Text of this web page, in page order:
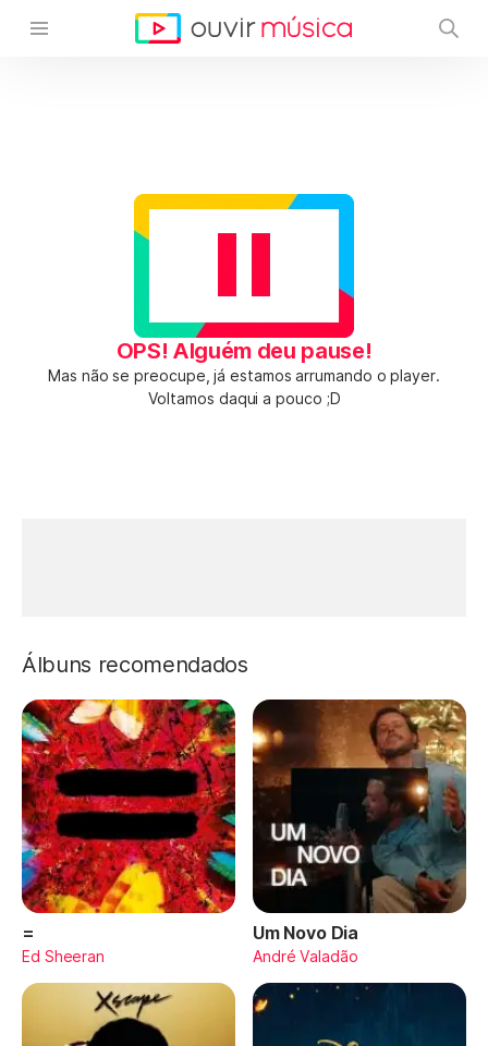
OPS! Alguém deu pause!
Mas não se preocupe, já estamos arrumando o player.
Voltamos daqui a pouco ;D
Álbuns recomendados
=
Ed Sheeran
Um Novo Dia
André Valadão